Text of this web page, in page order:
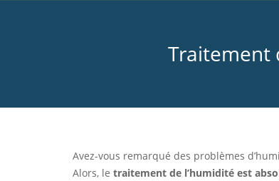
Traitement
Avez-vous remarqué des problèmes
Alors, le traitement de l’humidité est